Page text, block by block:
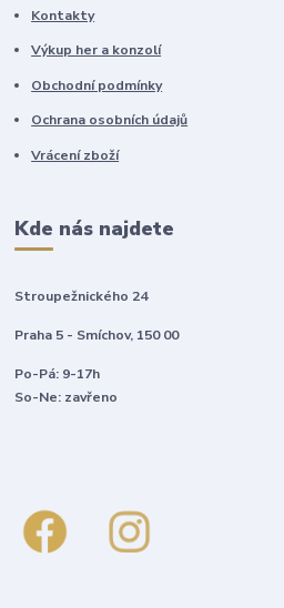
Kontakty
Výkup her a konzolí
Obchodní podmínky
Ochrana osobních údajů
Vrácení zboží
Kde nás najdete
Stroupežnického 24
Praha 5 - Smíchov, 150 00
Po-Pá: 9-17h
So-Ne: zavřeno